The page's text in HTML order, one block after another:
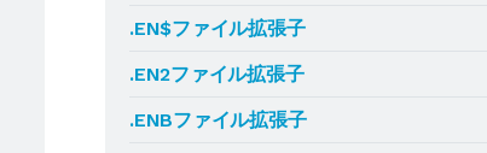
.EN$ファイル拡張子
.EN2ファイル拡張子
.ENBファイル拡張子